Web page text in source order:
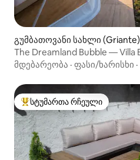
გუმბათოვანი სახლი (Griante)
The Dreamland Bubble — Villa
მდებარეობა · ფასი/ხარისხი ·
სტუმართა რჩეული მოწინავე
სტუმართა რჩეული